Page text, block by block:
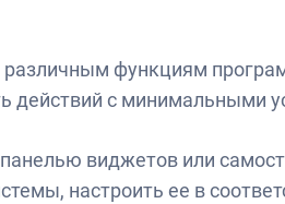
различным функциям
действий с минимальными
виджетов или
настроить ее в